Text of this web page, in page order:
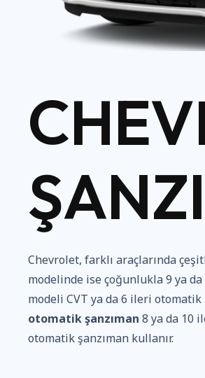
Chevrolet, farklı araçlarında
modelinde ise çoğunlukla 9 ya
modeli CVT ya da 6 ileri
otomatik şanzıman 8 ya da 10
otomatik şanzıman kullanır.